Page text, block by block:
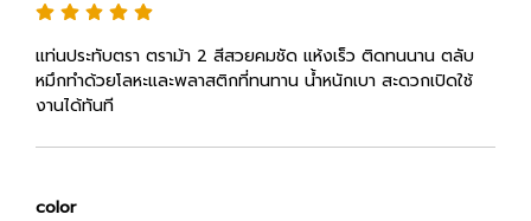
แท่นประทับตรา ตราม้า 2 สีสวยคมชัด แห้งเร็ว ติดทนนาน ตลับ
หมึกทำด้วยโลหะและพลาสติกที่ทนทาน น้ำหนักเบา สะดวกเปิดใช้
งานได้ทันที
color